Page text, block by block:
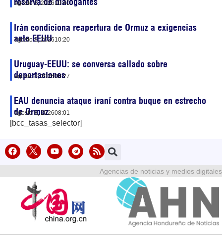
agosto 8, 202610:40
Irán condiciona reapertura de Ormuz a exigencias
ante EEUU
agosto 8, 202610:20
Uruguay-EEUU: se conversa callado sobre
deportaciones
agosto 8, 202608:27
EAU denuncia ataque iraní contra buque en estrecho
de Ormuz
agosto 8, 202608:01
[bcc_tasas_selector]
Agencias de noticias y medios digitales